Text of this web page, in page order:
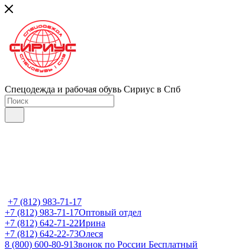
Спецодежда и рабочая обувь Сириус в Спб
+7 (812) 983-71-17
+7 (812) 983-71-17Оптовый отдел
+7 (812) 642-71-22Ирина
+7 (812) 642-22-73Олеся
8 (800) 600-80-91Звонок по России Бесплатный